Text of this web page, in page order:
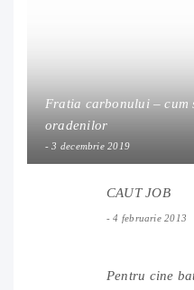
Fratia carbonului – cum
oradenilor
3 decembrie 2019
CAUT JOB
4 februarie 2013
Pentru cine